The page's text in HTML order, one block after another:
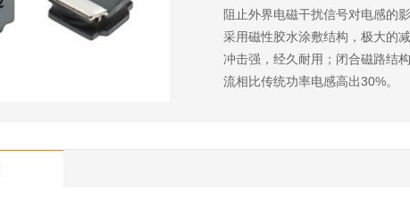
阻止外界电磁干扰信号对电感的
采用磁性胶水涂敷结构，极大的
冲击强，经久耐用；闭合磁路结
流相比传统功率电感高出30%。